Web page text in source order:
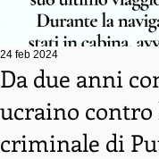
Da due anni
ucraino contro
criminale di
24 feb 2024